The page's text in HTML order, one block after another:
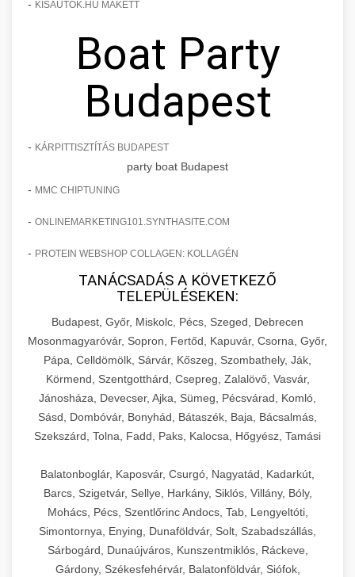
- KISAUTOK.HU MAKETT
Boat Party
Budapest
- KÁRPITTISZTÍTÁS BUDAPEST
party boat Budapest
- MMC CHIPTUNING
- ONLINEMARKETING101.SYNTHASITE.COM
- PROTEIN WEBSHOP COLLAGEN: KOLLAGÉN
TANÁCSADÁS A KÖVETKEZŐ
TELEPÜLÉSEKEN:
Budapest, Győr, Miskolc, Pécs, Szeged, Debrecen
Mosonmagyaróvár, Sopron, Fertőd, Kapuvár, Csorna, Győr,
Pápa, Celldömölk, Sárvár, Kőszeg, Szombathely, Ják,
Körmend, Szentgotthárd, Csepreg, Zalalövő, Vasvár,
Jánosháza, Devecser, Ajka, Sümeg, Pécsvárad, Komló,
Sásd, Dombóvár, Bonyhád, Bátaszék, Baja, Bácsalmás,
Szekszárd, Tolna, Fadd, Paks, Kalocsa, Hőgyész, Tamási
Balatonboglár, Kaposvár, Csurgó, Nagyatád, Kadarkút,
Barcs, Szigetvár, Sellye, Harkány, Siklós, Villány, Bóly,
Mohács, Pécs, Szentlőrinc Andocs, Tab, Lengyeltóti,
Simontornya, Enying, Dunaföldvár, Solt, Szabadszállás,
Sárbogárd, Dunaújváros, Kunszentmiklós, Ráckeve,
Gárdony, Székesfehérvár, Balatonföldvár, Siófok,